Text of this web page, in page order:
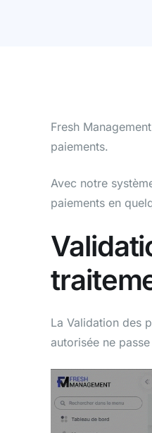
Fresh
paiements.
Avec notre
paiements en
La Validation des
autorisée ne